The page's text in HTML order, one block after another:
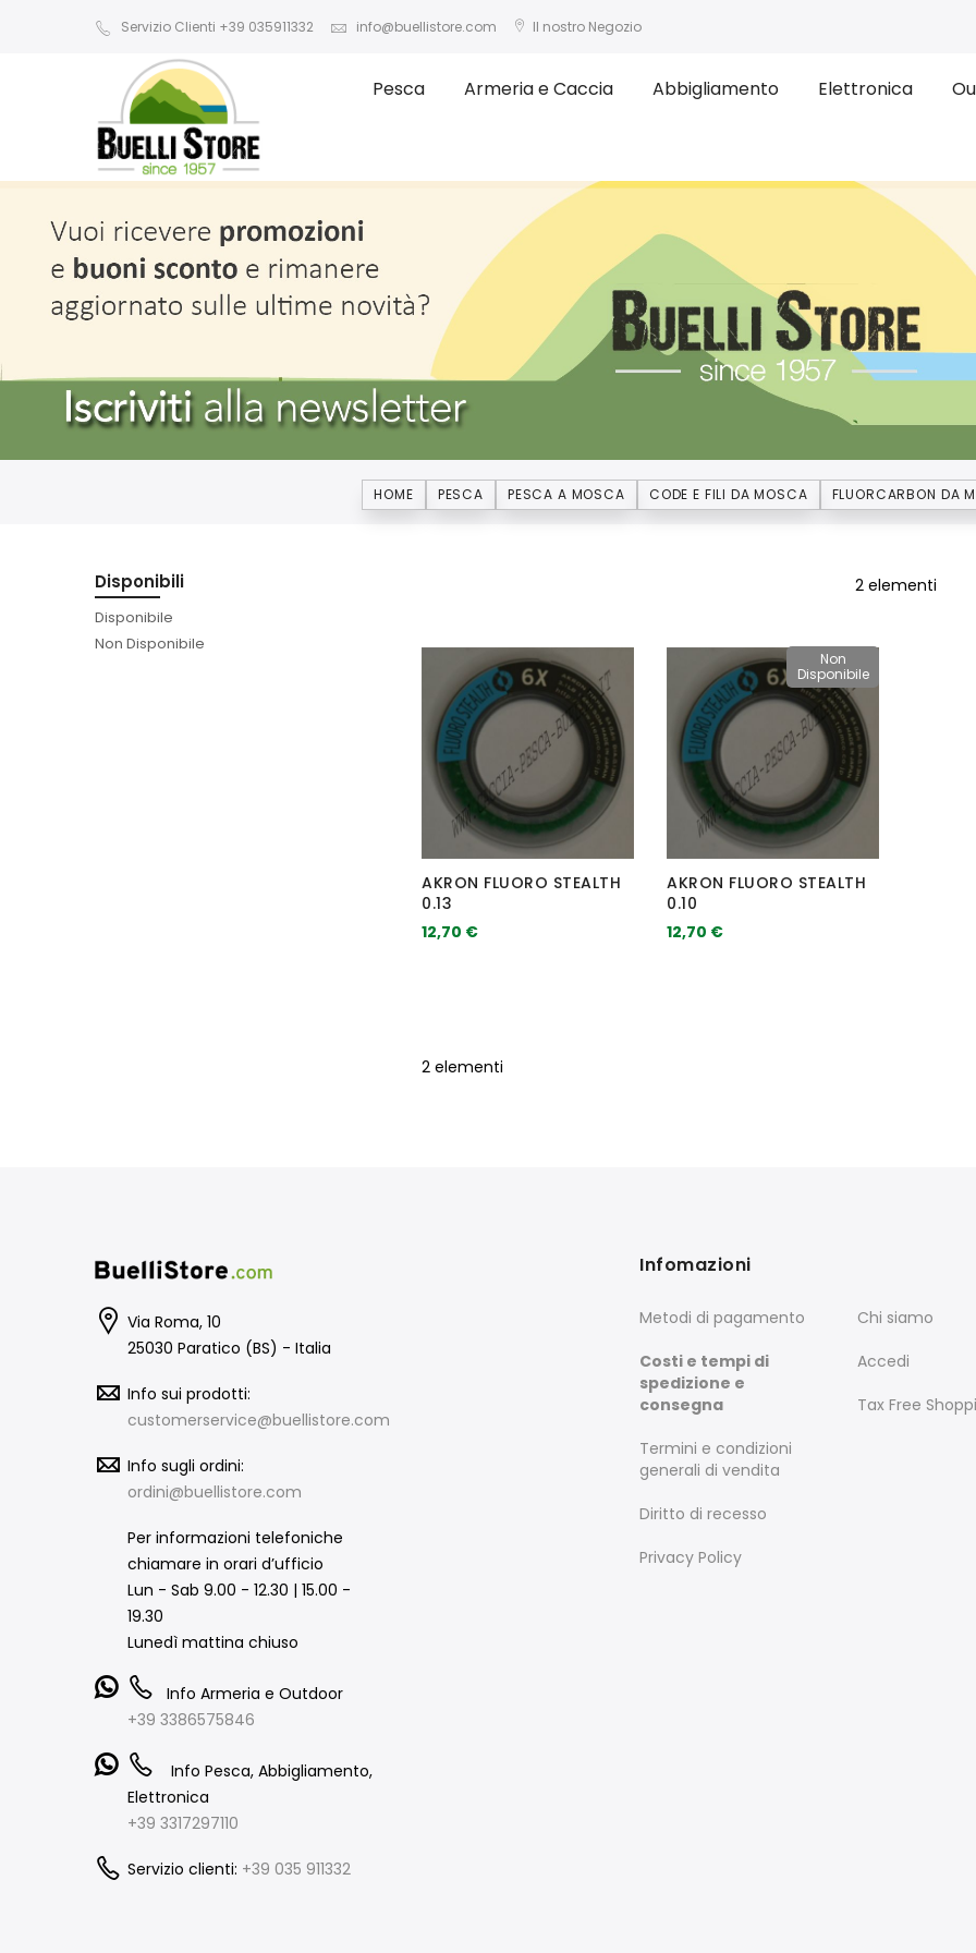
Servizio Clienti +39 035911332 info@buellistore.com Il nostro Negozio
Pesca Armeria e Caccia Abbigliamento Elettronica
HOME PESCA PESCA A MOSCA CODE E FILI DA MOSCA FLUORCARBON DA
2elementi
AKRON FLUORO STEALTH
0.13
12,70 €
Non
Disponibile
AKRON FLUORO STEALTH
0.10
12,70 €
2 elementi
Disponibili
Disponibile
Non Disponibile
Via Roma, 10
25030 Paratico (BS) - Italia
Info sui prodotti:
customerservice@buellistore.com
Info sugli ordini:
ordini@buellistore.com
Per informazioni telefoniche
chiamare in orari d’ufficio
Lun - Sab 9.00 - 12.30 | 15.00 -
19.30
Lunedì mattina chiuso
Info Armeria e Outdoor
+39 3386575846
Info Pesca, Abbigliamento,
Elettronica
+39 3317297110
Servizio clienti: +39 035 911332
Infomazioni
Metodi di pagamento
Costi e tempi di
spedizione e
consegna
Termini e condizioni
generali di vendita
Diritto di recesso
Privacy Policy
Chi siamo
Accedi
Tax Free